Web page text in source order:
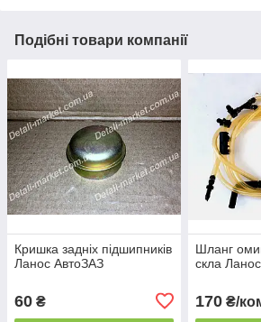
Подібні товари компанії
Кришка задніх підшипників
Ланос АвтоЗАЗ
60 ₴
Шланг
скла
170₴/